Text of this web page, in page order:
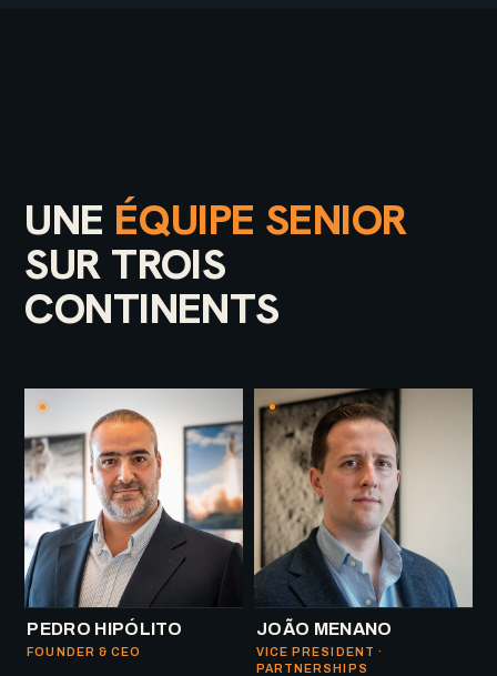
UNE ÉQUIPE SENIOR
SUR TROIS
CONTINENTS
PEDRO HIPÓLITO
FOUNDER & CEO
JOÃO MENANO
VICE PRESIDENT ·
PARTNERSHIPS